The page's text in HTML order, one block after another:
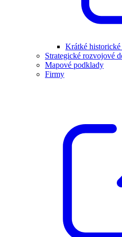
Krátké
Strategické rozvojové
Mapové podklady
Firmy